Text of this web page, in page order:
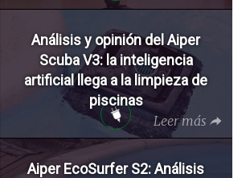
Análisis y opinión del Aiper
Scuba V3: la inteligencia
artificial llega a la limpieza de
piscinas
Leer más
Aiper EcoSurfer S2: Análisis